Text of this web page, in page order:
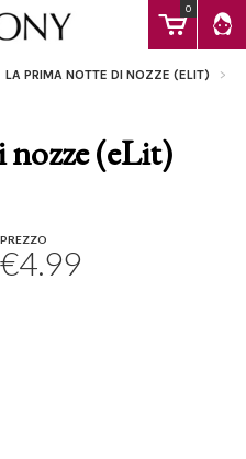
0
LA PRIMA NOTTE DI NOZZE (ELIT)
(eLit)
PREZZO
€4.99